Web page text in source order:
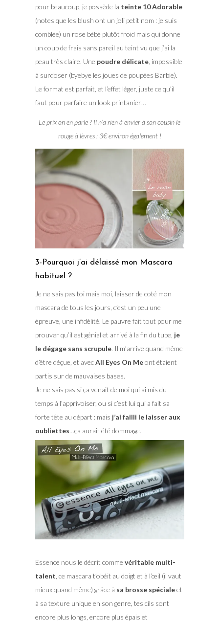
pour beaucoup, je possède la teinte 10 Adorable
(notes que les blush ont un joli petit nom : je suis
comblée) un rose bébé plutôt froid mais qui donne
un coup de frais sans pareil au teint vu que j’ai la
peau très claire. Une poudre délicate, impossible
à surdoser (byebye les joues de poupées Barbie).
Le format est parfait, et l’effet léger, juste ce qu’il
faut pour parfaire un look printanier…
Le prix on en parle ? Il n’a rien à envier à son cousin le
rouge à lèvres : 3€ environ également !
3-Pourquoi j’ai délaissé mon Mascara
habituel ?
Je ne sais pas toi mais moi, laisser de coté mon
mascara de tous les jours, c’est un peu une
épreuve, une infidélité. Le pauvre fait tout pour me
prouver qu’il est génial et arrivé à la fin du tube, je
le dégage sans scrupule. Il m’arrive quand même
d’être déçue, et avecAll Eyes On Meont étaient
partis sur de mauvaises bases.
Je ne sais pas si ça venait de moi qui ai mis du
temps à l’apprivoiser, ou si c’est lui qui a fait sa
forte tête au départ : mais j’ai failli le laisser aux
oubliettes…ça aurait été dommage.
Essence nous le décrit comme véritable multi-
talent , ce mascara t’obéit au doigt et à l’œil (il vaut
mieux quand même) grâce à sa brosse spécialeet
à sa texture unique en son genre, tes cils sont
encore plus longs, encore plus épais et